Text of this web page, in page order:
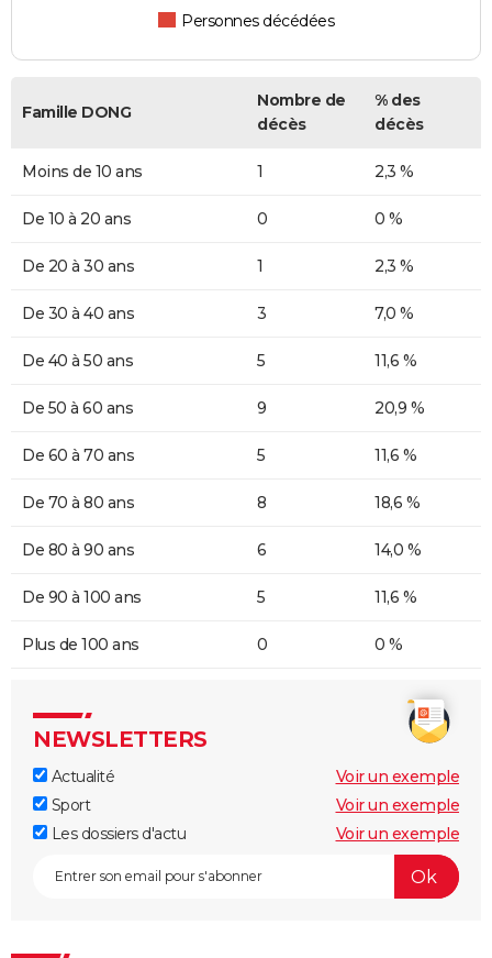
Personnes décédées
Famille DONG
Nombre de
décès
% des
décès
Moins de 10 ans 1 2,3 %
De 10 à 20 ans 0 0 %
De 20 à 30 ans 1 2,3 %
De 30 à 40 ans 3 7,0 %
De 40 à 50 ans 5 11,6 %
De 50 à 60 ans 9 20,9 %
De 60 à 70 ans 5 11,6 %
De 70 à 80 ans 8 18,6 %
De 80 à 90 ans 6 14,0 %
De 90 à 100 ans 5 11,6 %
Plus de 100 ans 0 0 %
NEWSLETTERS
Actualité
Voir un exemple
Sport
Voir un exemple
Les dossiers d'actu
Voir un exemple